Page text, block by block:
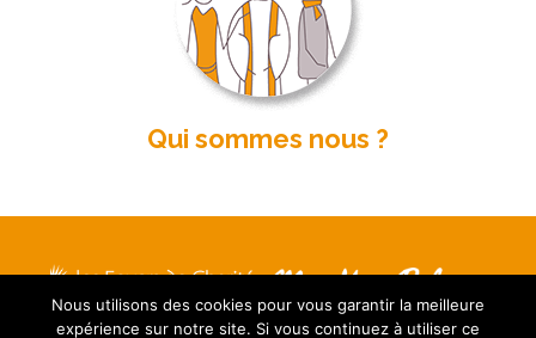
Qui sommes nous ?
Mentions légales
Nous utilisons des cookies pour vous garantir la meilleure
expérience sur notre site. Si vous continuez à utiliser ce